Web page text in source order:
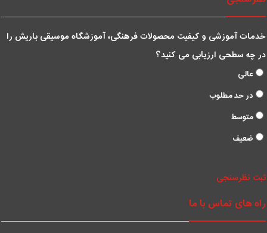
آموزشی و کیفیت محصولات فرهنگی، آموزشگاه موسیقی باریش را
چه سطحی ارزیابی می کنید؟
عالی
در حد مطلوب
متوسط
ضعیف
نظرسنجی
های تماس با ما